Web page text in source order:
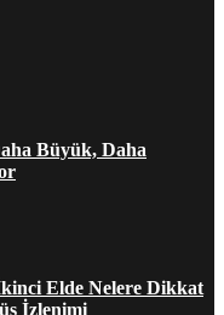
Büyük, Daha
Elde Nelere Dikkat
İzlenimi